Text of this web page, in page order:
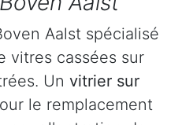
Aalst spécialisé
vitres cassées sur
Un vitrier sur
le remplacement